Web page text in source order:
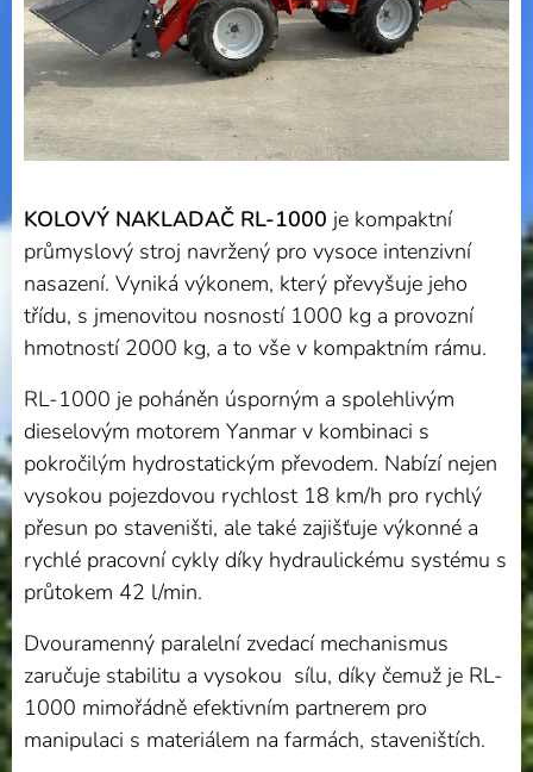
KOLOVÝ NAKLADAČ RL-1000 je kompaktní
průmyslový stroj navržený pro vysoce intenzivní
nasazení. Vyniká výkonem, který převyšuje jeho
třídu, s jmenovitou nosností 1000 kg a provozní
hmotností 2000 kg, a to vše v kompaktním rámu.
RL-1000 je poháněn úsporným a spolehlivým
dieselovým motorem Yanmar v kombinaci s
pokročilým hydrostatickým převodem. Nabízí nejen
vysokou pojezdovou rychlost 18 km/h pro rychlý
přesun po staveništi, ale také zajišťuje výkonné a
rychlé pracovní cykly díky hydraulickému systému s
průtokem 42 l/min.
Dvouramenný paralelní zvedací mechanismus
zaručuje stabilitu a vysokou sílu, díky čemuž je RL-
1000 mimořádně efektivním partnerem pro
manipulaci s materiálem na farmách, staveništích.